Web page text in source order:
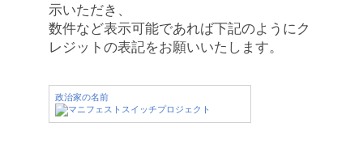
示いただき、
数件など表示可能であれば下記のようにク
レジットの表記をお願いいたします。
政治家の名前